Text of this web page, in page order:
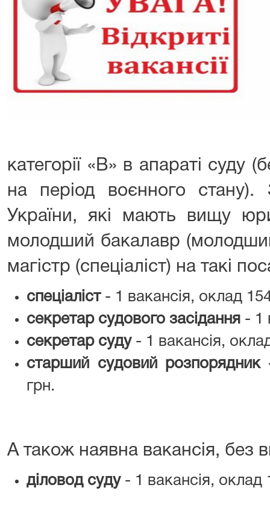
категорії «В» в апараті суду
на період воєнного
України, які мають вищу
молодший бакалавр
магістр (спеціаліст) на такі
спеціаліст- 1 вакансія, оклад
секретар судового засідання - 1
секретар суду- 1 вакансія,
старший судовий розпорядник
грн.
А також наявна вакансія, без
діловод суду- 1 вакансія, оклад